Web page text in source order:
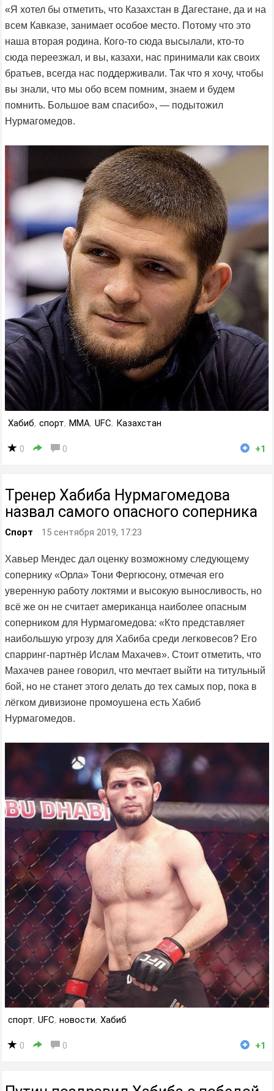
«Я хотел бы отметить, что Казахстан в Дагестане, да и на
всем Кавказе, занимает особое место. Потому что это
наша вторая родина. Кого-то сюда высылали, кто-то
сюда переезжал, и вы, казахи, нас принимали как своих
братьев, всегда нас поддерживали. Так что я хочу, чтобы
вы знали, что мы обо всем помним, знаем и будем
помнить. Большое вам спасибо», — подытожил
Нурмагомедов.
Хабиб, спорт, MMA, UFC, Казахстан
0 0 +1
Тренер Хабиба Нурмагомедова
назвал самого опасного соперника
Спорт 15 сентября 2019, 17:23
Хавьер Мендес дал оценку возможному следующему
сопернику «Орла» Тони Фергюсону, отмечая его
уверенную работу локтями и высокую выносливость, но
всё же он не считает американца наиболее опасным
соперником для Нурмагомедова: «Кто представляет
наибольшую угрозу для Хабиба среди легковесов? Его
спарринг-партнёр Ислам Махачев». Стоит отметить, что
Махачев ранее говорил, что мечтает выйти на титульный
бой, но не станет этого делать до тех самых пор, пока в
лёгком дивизионе промоушена есть Хабиб
Нурмагомедов.
спорт, UFC, новости, Хабиб
0 0 +1